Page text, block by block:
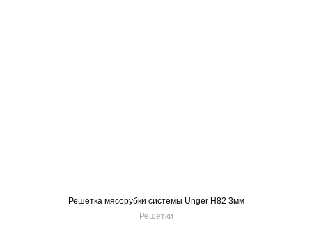
Решетка мясорубки системы Unger H82 3мм
Решетки